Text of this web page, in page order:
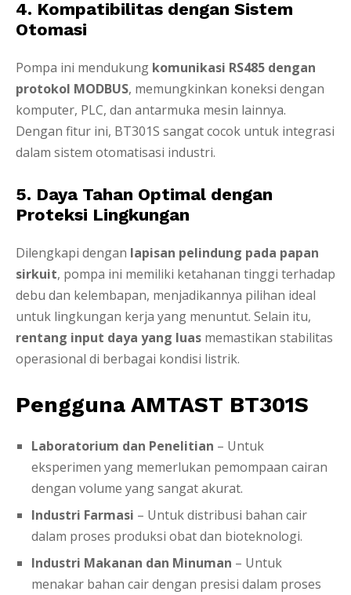
4. Kompatibilitas dengan Sistem
Otomasi
Pompa ini mendukung komunikasi RS485 dengan
protokol MODBUS, memungkinkan koneksi dengan
komputer, PLC, dan antarmuka mesin lainnya.
Dengan fitur ini, BT301S sangat cocok untuk integrasi
dalam sistem otomatisasi industri.
5. Daya Tahan Optimal dengan
Proteksi Lingkungan
Dilengkapi dengan lapisan pelindung pada papan
sirkuit, pompa ini memiliki ketahanan tinggi terhadap
debu dan kelembapan, menjadikannya pilihan ideal
untuk lingkungan kerja yang menuntut. Selain itu,
rentang input daya yang luas memastikan stabilitas
operasional di berbagai kondisi listrik.
Pengguna AMTAST BT301S
Laboratorium dan Penelitian – Untuk
eksperimen yang memerlukan pemompaan cairan
dengan volume yang sangat akurat.
Industri Farmasi – Untuk distribusi bahan cair
dalam proses produksi obat dan bioteknologi.
Industri Makanan dan Minuman – Untuk
menakar bahan cair dengan presisi dalam proses